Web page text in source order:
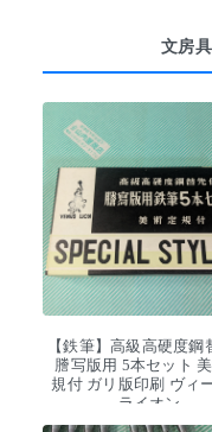
文房
【鉄筆】高級高硬度鋼
謄写版用 5本セット
規付 ガリ版印刷 ヴィ
ライオン